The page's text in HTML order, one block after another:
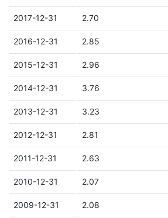
2017-12-31 2.70
2016-12-31 2.85
2015-12-31 2.96
2014-12-31 3.76
2013-12-31 3.23
2012-12-31 2.81
2011-12-31 2.63
2010-12-31 2.07
2009-12-31 2.08